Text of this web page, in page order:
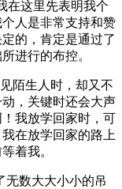
在这里先表明我个
人是非常支持和赞
的，肯定是通过了
进行的布控。
陌生人时，却又不
，关键时还会大声
我放学回家时，可
在放学回家的路上
着我。
无数大大小小的吊